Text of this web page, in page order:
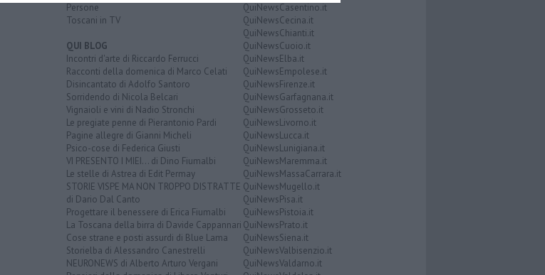
Persone
Toscani in TV
QUI BLOG
Incontri d'arte di Riccardo Ferrucci
Racconti della domenica di Marco Celati
Disincantato di Adolfo Santoro
Sorridendo di Nicola Belcari
Vignaioli e vini di Nadio Stronchi
Le pregiate penne di Pierantonio Pardi
Pagine allegre di Gianni Micheli
Psico-cose di Federica Giusti
VI PRESENTO I MIEI... di Dino Fiumalbi
Le stelle di Astrea di Edit Permay
STORIE VISPE MA NON TROPPO DISTRATTE
di Dario Dal Canto
Progettare il benessere di Erica Fiumalbi
La Toscana della birra di Davide Cappannari
Cose strane e posti assurdi di Blue Lama
Storielba di Alessandro Canestrelli
NEURONEWS di Alberto Arturo Vergani
QuiNewsCasentino.it
QuiNewsCecina.it
QuiNewsChianti.it
QuiNewsCuoio.it
QuiNewsElba.it
QuiNewsEmpolese.it
QuiNewsFirenze.it
QuiNewsGarfagnana.it
QuiNewsGrosseto.it
QuiNewsLivorno.it
QuiNewsLucca.it
QuiNewsLunigiana.it
QuiNewsMaremma.it
QuiNewsMassaCarrara.it
QuiNewsMugello.it
QuiNewsPisa.it
QuiNewsPistoia.it
QuiNewsPrato.it
QuiNewsSiena.it
QuiNewsValbisenzio.it
QuiNewsValdarno.it